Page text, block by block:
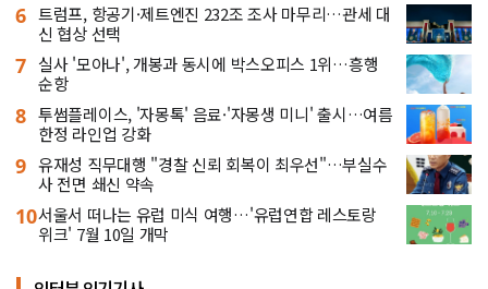
6 트럼프, 항공기·제트엔진 232조 조사 마무리…관세 대
신 협상 선택
7 실사 '모아나', 개봉과 동시에 박스오피스 1위…흥행
순항
8 투썸플레이스, '자몽톡' 음료·'자몽생 미니' 출시…여름
한정 라인업 강화
9 유재성 직무대행 "경찰 신뢰 회복이 최우선"…부실수
사 전면 쇄신 약속
10서울서 떠나는 유럽 미식 여행…'유럽연합 레스토랑
위크' 7월 10일 개막